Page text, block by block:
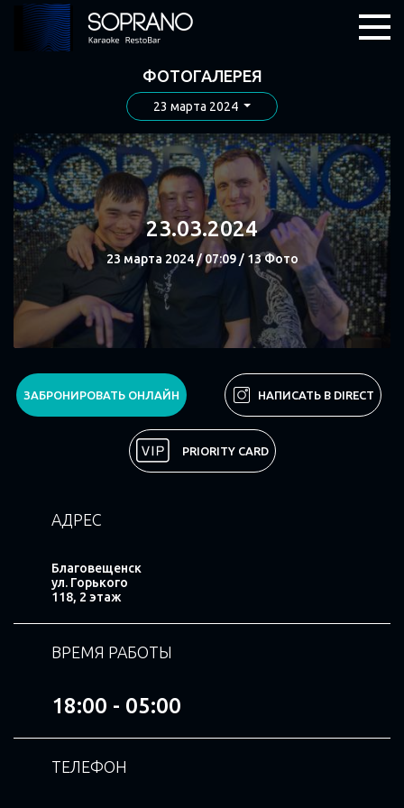
ФОТОГАЛЕРЕЯ
23 марта 2024
23.03.2024
23 марта 2024 / 07:09 / 13 Фото
Поделиться
ЗАБРОНИРОВАТЬ ОНЛАЙН НАПИСАТЬ В DIRECT
PRIORITY CARD
АДРЕС
Благовещенск
ул. Горького
118, 2 этаж
ВРЕМЯ РАБОТЫ
18:00 - 05:00
ТЕЛЕФОН